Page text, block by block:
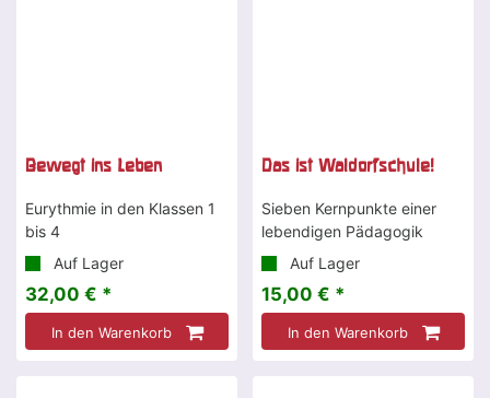
Bewegt ins Leben
Eurythmie in den Klassen 1
bis 4
Auf Lager
32,00 € *
In den Warenkorb
Das ist Waldorfschule!
Sieben Kernpunkte einer
lebendigen Pädagogik
Auf Lager
15,00 € *
In den Warenkorb